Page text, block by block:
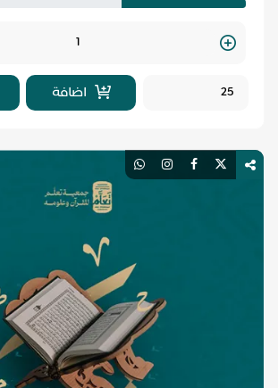
Quantity
اضافة